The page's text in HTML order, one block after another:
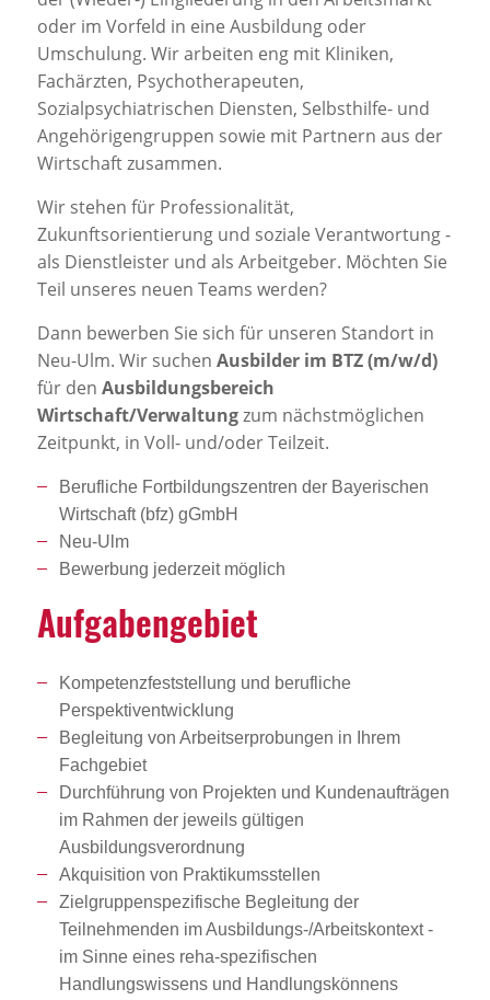
oder im Vorfeld in eine Ausbildung oder
Umschulung. Wir arbeiten eng mit Kliniken,
Fachärzten, Psychotherapeuten,
Sozialpsychiatrischen Diensten, Selbsthilfe- und
Angehörigengruppen sowie mit Partnern aus der
Wirtschaft zusammen.
Wir stehen für Professionalität,
Zukunftsorientierung und soziale Verantwortung -
als Dienstleister und als Arbeitgeber. Möchten Sie
Teil unseres neuen Teams werden?
Dann bewerben Sie sich für unseren Standort in
Neu-Ulm. Wir suchen Ausbilder im BTZ (m/w/d)
für den Ausbildungsbereich
Wirtschaft/Verwaltungzum nächstmöglichen
Zeitpunkt, in Voll- und/oder Teilzeit.
Berufliche Fortbildungszentren der Bayerischen
Wirtschaft (bfz) gGmbH
Neu-Ulm
Bewerbung jederzeit möglich
Aufga­ben­ge­biet
Kompetenzfeststellung und berufliche
Perspektiventwicklung
Begleitung von Arbeitserprobungen in Ihrem
Fachgebiet
Durchführung von Projekten und Kundenaufträgen
im Rahmen der jeweils gültigen
Ausbildungsverordnung
Akquisition von Praktikumsstellen
Zielgruppenspezifische Begleitung der
Teilnehmenden im Ausbildungs-/Arbeitskontext -
im Sinne eines reha-spezifischen
Handlungswissens und Handlungskönnens